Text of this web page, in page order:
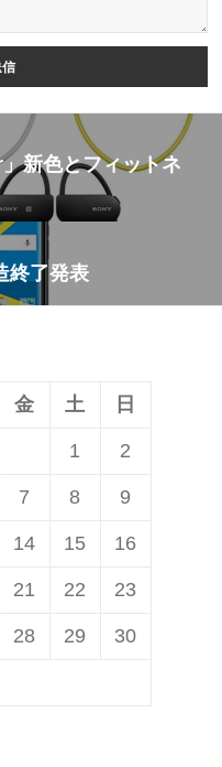
新色とフィットネ
終了発表
金 土 日
1 2
7 8 9
14 15 16
21 22 23
28 29 30